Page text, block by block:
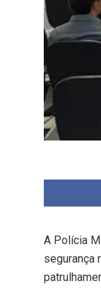
A Polícia
segurança